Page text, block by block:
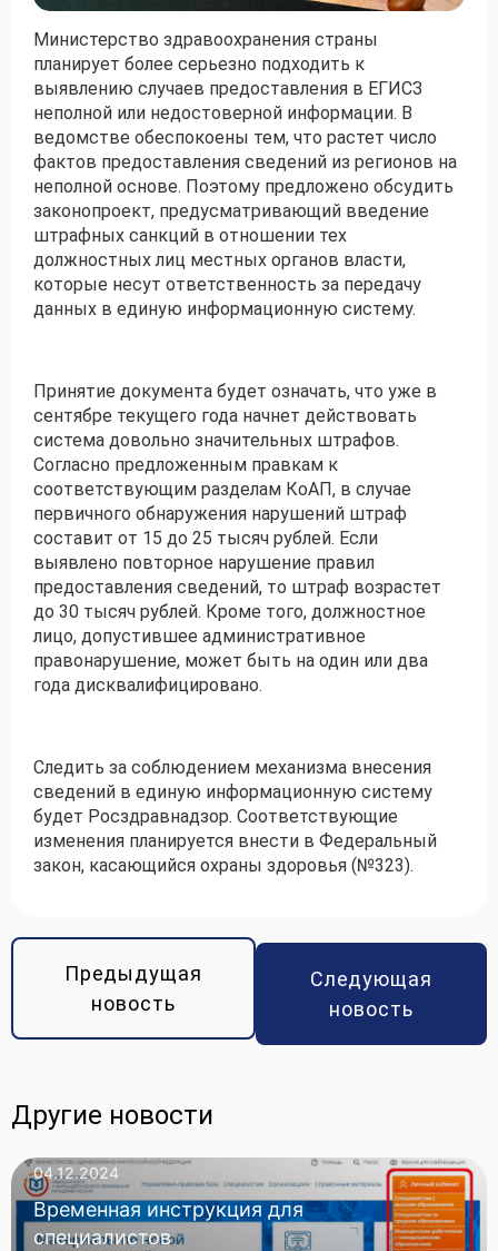
Министерство здравоохранения страны
планирует более серьезно подходить к
выявлению случаев предоставления в ЕГИСЗ
неполной или недостоверной информации. В
ведомстве обеспокоены тем, что растет число
фактов предоставления сведений из регионов на
неполной основе. Поэтому предложено обсудить
законопроект, предусматривающий введение
штрафных санкций в отношении тех
должностных лиц местных органов власти,
которые несут ответственность за передачу
данных в единую информационную систему.
Принятие документа будет означать, что уже в
сентябре текущего года начнет действовать
система довольно значительных штрафов.
Согласно предложенным правкам к
соответствующим разделам КоАП, в случае
первичного обнаружения нарушений штраф
составит от 15 до 25 тысяч рублей. Если
выявлено повторное нарушение правил
предоставления сведений, то штраф возрастет
до 30 тысяч рублей. Кроме того, должностное
лицо, допустившее административное
правонарушение, может быть на один или два
года дисквалифицировано.
Следить за соблюдением механизма внесения
сведений в единую информационную систему
будет Росздравнадзор. Соответствующие
изменения планируется внести в Федеральный
закон, касающийся охраны здоровья (№323).
Предыдущая
новость
Следующая
новость
Другие новости
04.12.2024
Временная инструкция для
специалистов
Приложите документы
Получить консультацию
Даю согласие наобработку персональных
данныхиe-mail рассылку
Приложите документы
Получить консультацию
e-mail рассылку
Получить консультацию
Даю согласие наобработку персональных
данныхиe-mail рассылку